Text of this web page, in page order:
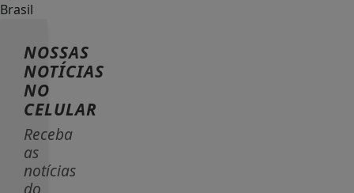
Brasil
NOSSAS
NOTÍCIAS
NO
CELULAR
Receba
as
notícias
do